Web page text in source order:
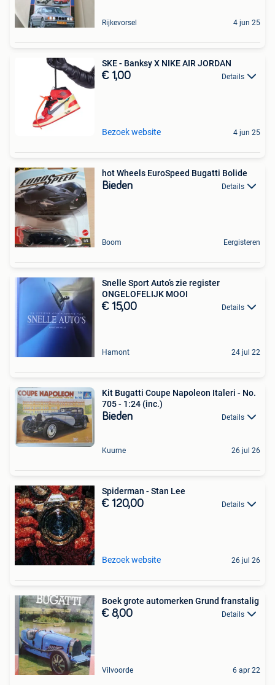
Rijkevorsel 4 jun 25
SKE - Banksy X NIKE AIR JORDAN
€ 1,00 Details
Bezoek website 4 jun 25
hot Wheels EuroSpeed Bugatti Bolide
Bieden Details
Boom Eergisteren
Snelle Sport Auto’s zie register
ONGELOFELIJK MOOI
€ 15,00 Details
Hamont 24 jul 22
Kit Bugatti Coupe Napoleon Italeri - No.
705 - 1:24 (inc.)
Bieden Details
Kuurne 26 jul 26
Spiderman - Stan Lee
€ 120,00 Details
Bezoek website 26 jul 26
Boek grote automerken Grund franstalig
€ 8,00 Details
Vilvoorde 6 apr 22